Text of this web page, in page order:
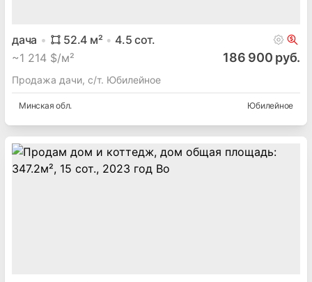
дача 52.4 м² 4.5 сот.
~1 214 $/м² 186 900 руб.
Продажа дачи, с/т. Юбилейное
Минская обл. Юбилейное